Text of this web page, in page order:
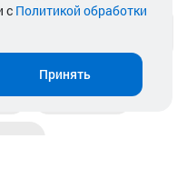
Магазины
с Политикой обработки
Принять